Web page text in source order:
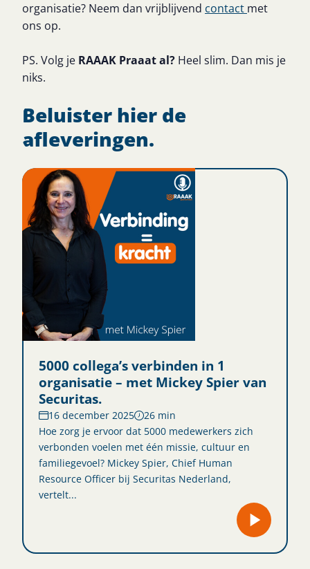
organisatie? Neem dan vrijblijvend contact met
ons op.
PS. Volg je RAAAK Praaat al? Heel slim. Dan mis je
niks.
Beluister hier de
afleveringen.
5000 collega’s verbinden in 1
organisatie – met Mickey Spier van
Securitas.
16 december 2025
26 min
Hoe zorg je ervoor dat 5000 medewerkers zich
verbonden voelen met één missie, cultuur en
familiegevoel? Mickey Spier, Chief Human
Resource Officer bij Securitas Nederland,
vertelt...